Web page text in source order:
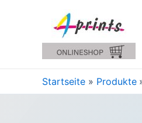
Startseite Produkte